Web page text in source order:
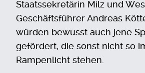
Staatssekretärin Milz und
Geschäftsführer Andreas
würden bewusst auch jene
gefördert, die sonst nicht so
Rampenlicht stehen.